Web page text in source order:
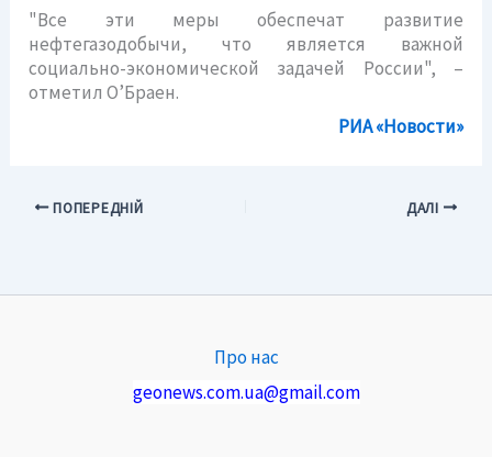
"Все эти меры обеспечат развитие
нефтегазодобычи, что является важной
социально-экономической задачей России", –
отметил О’Браен.
РИА «Новости»
ПОПЕРЕДНІЙ ДАЛІ
Про нас
geonews.com.ua@gmail.com